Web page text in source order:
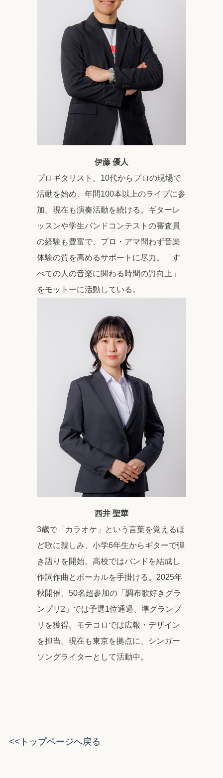
伊藤 優人
プロギタリスト。10代からプロの現場で
活動を始め、年間100本以上のライブに参
加。現在も演奏活動を続ける。ギターレ
ッスンや学生バンドコンテストの審査員
の経験も豊富で、プロ・アマ問わず音楽
体験の質を高めるサポートに尽力。「す
べての人の音楽に関わる時間の質向上」
をモットーに活動している。
西井 聖華
3歳で「カラオケ」という言葉を覚えるほ
ど歌に親しみ、小学6年生からギターで弾
き語りを開始。高校ではバンドを結成し
作詞作曲とボーカルを手掛ける。2025年
秋開催、50名超参加の「調布歌好きグラ
ンプリ2」では予選1位通過、準グランプ
リを獲得。モテコロでは広報・デザイン
を担当。現在も東京を拠点に、シンガー
ソングライターとして活動中。
<<トップページへ戻る